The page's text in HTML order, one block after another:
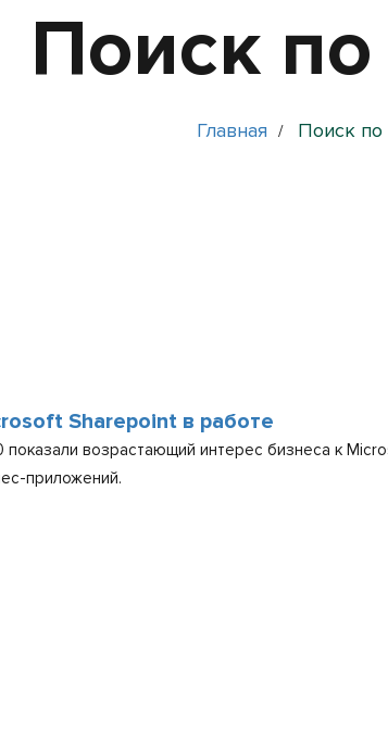
Поиск по
Главная / Поиск по
Sharepoint в работе
показали возрастающий интерес бизнеса к
приложений.